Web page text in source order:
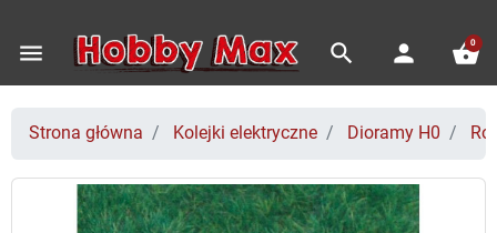
menu search person shopping_basket
0
Strona główna Kolejki elektryczne Dioramy H0